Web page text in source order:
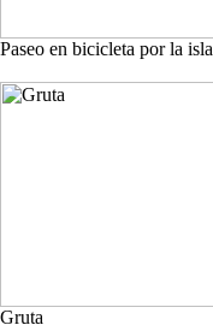
Paseo en bicicleta por la isla
Gruta